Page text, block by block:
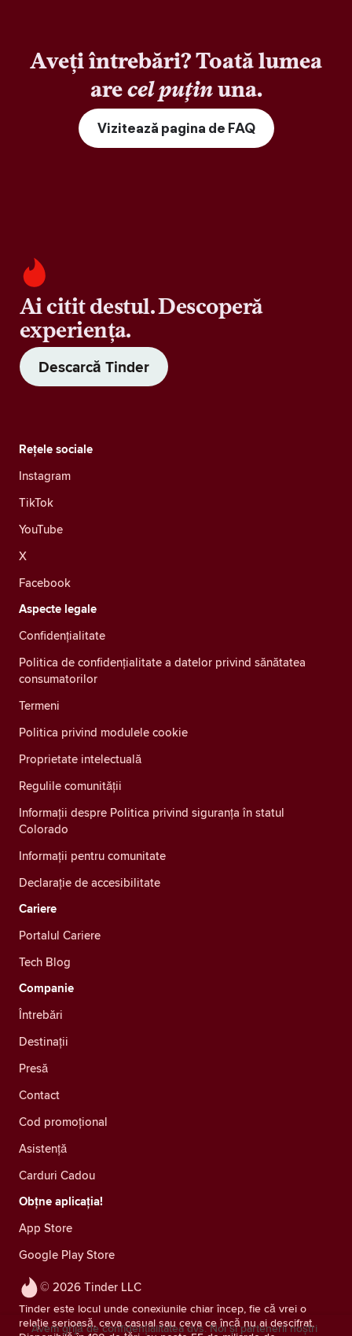
Aveți întrebări? Toată lumea
arecel puținuna.
Vizitează pagina de FAQ
Ai citit destul. Descoperă
experiența.
Descarcă Tinder
© 2026 Tinder LLC
Tinder este locul unde conexiunile chiar încep, fie că vrei o
relație serioasă, ceva casual sau ceva ce încă nu ai descifrat.
Rețele sociale
Instagram
TikTok
YouTube
X
Facebook
Aspecte legale
Confidenţialitate
Politica de confidențialitate a datelor privind sănătatea
consumatorilor
Termeni
Politica privind modulele cookie
Proprietate intelectuală
Regulile comunității
Informații despre Politica privind siguranța în statul
Colorado
Informații pentru comunitate
Declarație de accesibilitate
Cariere
Portalul Cariere
Tech Blog
Companie
Întrebări
Destinații
Presă
Contact
Cod promoțional
Asistență
Carduri Cadou
Obțne aplicația!
App Store
Google Play Store
Avem grijă de confidențialitatea dvs. Noi și partenerii noștri